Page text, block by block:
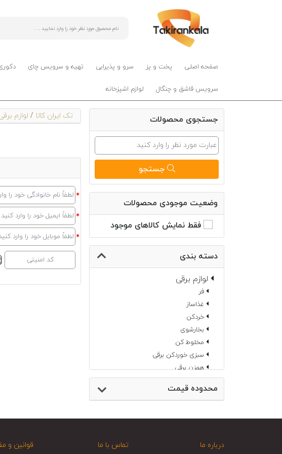
صفحه اصلی پخت و پز سرو و پذیرایی تهیه و سرویس چای
سرویس قاشق و چنگال لوازم اشپزخانه
تک ایران کالا / لوازم جستجوی محصولات
جستجو
وضعیت موجودی محصولات
فقط نمایش کالاهای موجود
دسته بندی
لوازم برقی
فر
غذاساز
خردکن
بخارشوی
مخلوط کن
سبزی خوردکن برقی
همزن برقی
چرخ خیاطی
جارو شارژی
اسیاب
سماور برقی
محدوده قیمت
درباره ما تماس با ما قوانین و